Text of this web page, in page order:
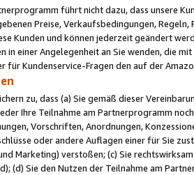
führt nicht dazu, dass unsere
Preise, Verkaufsbedingungen,
Kunden und können jederzeit geändert
in einer Angelegenheit an Sie wenden, die
für Kundenservice-Fragen den auf der
zu, dass (a) Sie gemäß dieser
Ihre Teilnahme am Partnerprogramm
Vorschriften, Anordnungen,
oder andere Auflagen einer für Sie
Marketing) verstoßen; (c) Sie
(d) Sie den Nutzen der Teilnahme am